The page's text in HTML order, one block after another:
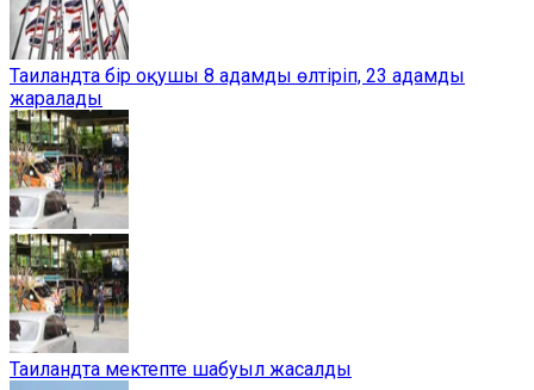
Таиландта бір оқушы 8 адамды өлтіріп, 23 адамды
жаралады
Таиландта мектепте шабуыл жасалды